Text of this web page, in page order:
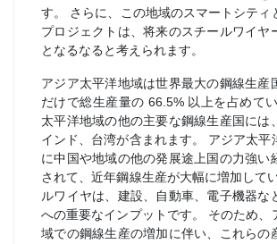
す。 さらに、この地域のスマートシティ
プロジェクトは、将来のスチールワイヤ
となるなると考えられます。
アジア太平洋地域は世界最大の鋼線生産
だけで総生産量の 66.5% 以上を占めて
太平洋地域の他の主要な鋼線生産国には
インド、台湾が含まれます。 アジア太平
に中国や地域の他の発展途上国の力強い
されて、近年鋼線生産が大幅に増加して
ルワイヤは、建設、自動車、電子機器な
への重要なインプットです。 そのため、
域での鋼線生産の増加に伴い、これらの